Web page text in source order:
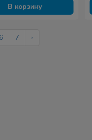
В корзину
6 7 ›